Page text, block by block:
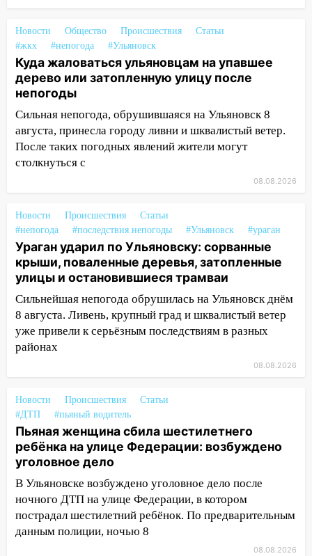
14:26
Жители Ульяновска сами
пытаются расчистить ливнёвки, не
дождавшись коммунальщиков
14:16 Шторм продолжает ломать город:
на улице Любови Шевцовой рухнул
светофор
14:14 Студента из Ульяновска обманули
мошенники под видом преподавателя
Куда жаловаться ульяновцам на
после непогоды
13:59 В Новом городе ураганным
ветром сорвало опалубку со
строящегося дома
13:54 В мэрии Ульяновска рассказали,
как устраняют последствия мощного
шторма
13:49
Ульяновск: дерево рухнуло на дом на
13:47
На Нижней Террасе мощным
ветром вырвало дерево с корнем
13:46 Сильный ветер сорвал крышу с
СТО на проспекте Созидателей
13:35
Непогода продолжает бить по
транспорту: в Ульяновске трамвай
сошёл с рельсов
Новости Общество Происшествия
Статьи
#жкх
#непогода #Ульяновск
Куда жаловаться ульяновцам на упавшее
дерево или затопленную улицу после
непогоды
Сильная непогода, обрушившаяся на Ульяновск 8
августа, принесла городу ливни и шквалистый ветер.
После таких погодных явлений жители могут
столкнуться с
08.08.2026
Новости Происшествия
Статьи
#непогода
#последствия непогоды #Ульяновск #ураган
Ураган ударил по Ульяновску: сорванные
крыши, поваленные деревья, затопленные
улицы и остановившиеся трамваи
Сильнейшая непогода обрушилась на Ульяновск днём
8 августа. Ливень, крупный град и шквалистый ветер
уже привели к серьёзным последствиям в разных
районах
08.08.2026
Новости Происшествия
Статьи
#ДТП
#пьяный водитель
Пьяная женщина сбила шестилетнего
ребёнка на улице Федерации: возбуждено
уголовное дело
В Ульяновске возбуждено уголовное дело после
ночного ДТП на улице Федерации, в котором
пострадал шестилетний ребёнок. По предварительным
данным полиции, ночью 8
08.08.2026